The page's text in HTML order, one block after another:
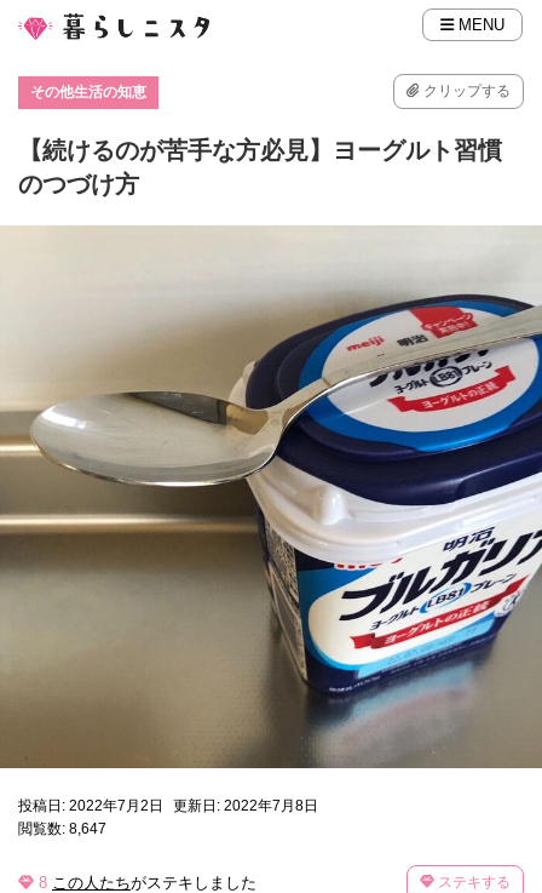
MENU
その他生活の知恵 クリップする
【続けるのが苦手な方必見】ヨーグルト習慣
のつづけ方
投稿日: 2022年7月2日
更新日: 2022年7月8日
閲覧数: 8,647
8 この人たちがステキしました ステキする